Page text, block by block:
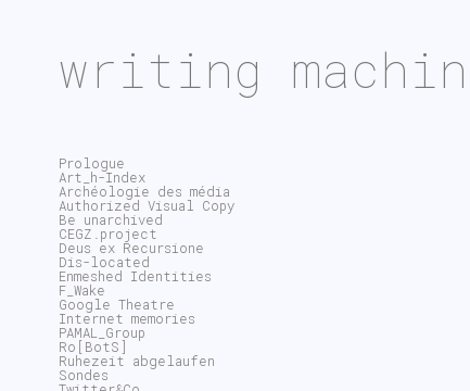
writing
Prologue
Art_h-Index
Archéologie des média
Authorized Visual Copy
Be unarchived
CEGZ.project
Deus ex Recursione
Dis-located
Enmeshed Identities
F_Wake
Google Theatre
Internet memories
PAMAL_Group
Ro[BotS]
Ruhezeit abgelaufen
Sondes